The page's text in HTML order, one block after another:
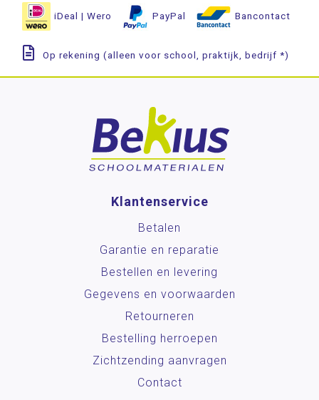
iDeal | Wero PayPal Bancontact
Op rekening (alleen voor school, praktijk, bedrijf *)
Klantenservice
Betalen
Garantie en reparatie
Bestellen en levering
Gegevens en voorwaarden
Retourneren
Bestelling herroepen
Zichtzending aanvragen
Contact